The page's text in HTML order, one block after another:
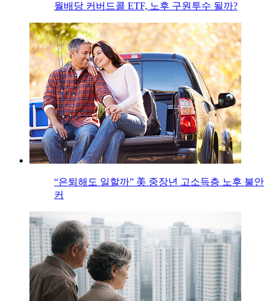
월배당 커버드콜 ETF, 노후 구원투수 될까?
“은퇴해도 일할까” 美 중장년 고소득층 노후 불안
커